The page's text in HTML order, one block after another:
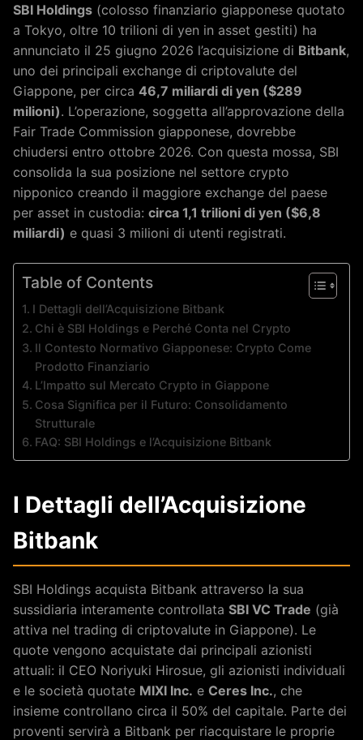
SBI Holdings (colosso finanziario giapponese quotato
a Tokyo, oltre 10 trilioni di yen in asset gestiti) ha
annunciato il 25 giugno 2026 l’acquisizione di Bitbank,
uno dei principali exchange di criptovalute del
Giappone, per circa 46,7 miliardi di yen ($289
milioni). L’operazione, soggetta all’approvazione della
Fair Trade Commission giapponese, dovrebbe
chiudersi entro ottobre 2026. Con questa mossa, SBI
consolida la sua posizione nel settore crypto
nipponico creando il maggiore exchange del paese
per asset in custodia: circa 1,1 trilioni di yen ($6,8
miliardi) e quasi 3 milioni di utenti registrati.
Table of Contents
I Dettagli dell’Acquisizione Bitbank
Chi è SBI Holdings e Perché Conta nel Crypto
Il Contesto Normativo Giapponese: Crypto Come
Prodotto Finanziario
L’Impatto sul Mercato Crypto in Giappone
Cosa Significa per il Futuro: Consolidamento
Strutturale
FAQ: SBI Holdings e l’Acquisizione Bitbank
I Dettagli dell’Acquisizione
Bitbank
SBI Holdings acquista Bitbank attraverso la sua
sussidiaria interamente controllata SBI VC Trade (già
attiva nel trading di criptovalute in Giappone). Le
quote vengono acquistate dai principali azionisti
attuali: il CEO Noriyuki Hirosue, gli azionisti individuali
e le società quotate MIXI Inc. e Ceres Inc., che
insieme controllano circa il 50% del capitale. Parte dei
proventi servirà a Bitbank per riacquistare le proprie